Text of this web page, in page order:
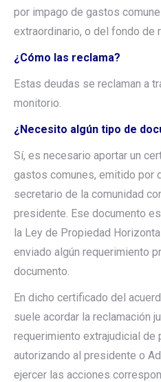
por impago de gastos
extraordinario, o del fondo de
¿Cómo las reclama?
Estas deudas se reclaman a
monitorio.
¿Necesito algún tipo de
Sí, es necesario aportar un
gastos comunes, emitido por
secretario de la comunidad
presidente. Ese documento
la Ley de Propiedad
enviado algún requerimiento
documento.
En dicho certificado del
suele acordar la reclamación
requerimiento extrajudicial de
autorizando al presidente o
ejercer las acciones